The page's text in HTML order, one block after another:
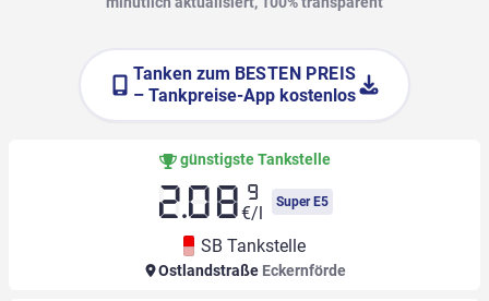
Tanken zum BESTEN PREIS
– Tankpreise-App kostenlos
günstigste Tankstelle
2.08 9
€/l
Super E5
SB Tankstelle
Ostlandstraße Eckernförde